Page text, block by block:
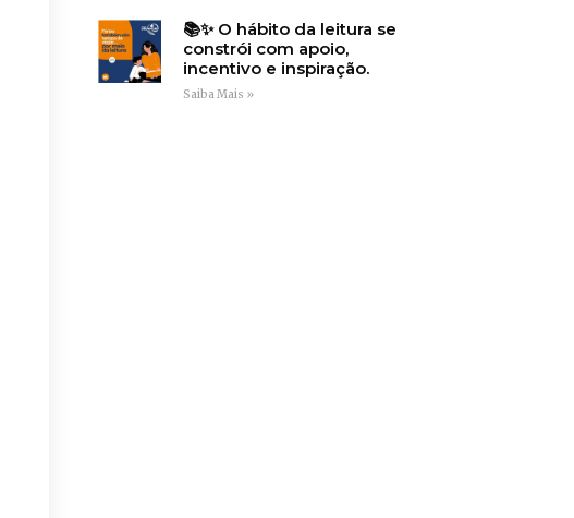
📚✨ O hábito da leitura se
constrói com apoio,
incentivo e inspiração.
Saiba Mais »